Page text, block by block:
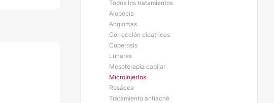
Todos los tratamientos
Alopecia
Angiomas
Corrección cicatrices
Cuperosis
Lunares
Mesoterapia capilar
Microinjertos
Rosácea
Tratamiento antiacné